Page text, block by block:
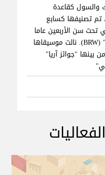
والسول كقاعدة
لأسلوبها الصوتي. عام 2014، تم تصنيفها كسابع
سن الأربعين عاما
من قبل مجلة "بي ار دبل يو" (BRW). نالت موسيقاها
بينها "جوائز آريا"